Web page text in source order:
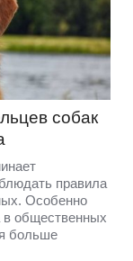
собак
правила
Особенно
в общественных
больше